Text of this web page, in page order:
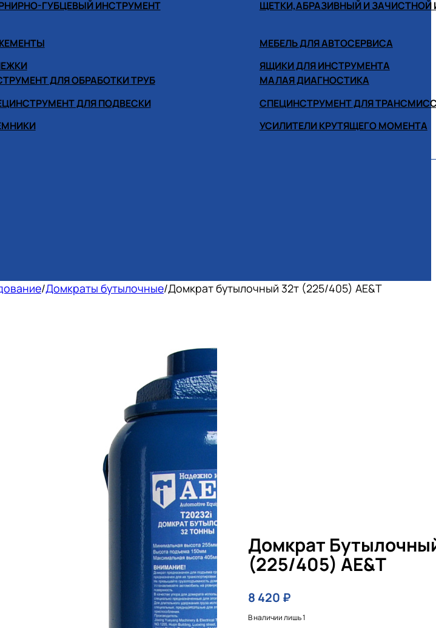
ГУБЦЕВЫЙ ИНСТРУМЕНТ
ЩЕТКИ,АБРАЗИВНЫЙ И ЗАЧИСТНОЙ
МЕБЕЛЬ ДЛЯ АВТОСЕРВИСА
ЯЩИКИ ДЛЯ ИНСТРУМЕНТА
ДЛЯ ОБРАБОТКИ ТРУБ
МАЛАЯ ДИАГНОСТИКА
ДЛЯ ПОДВЕСКИ
СПЕЦИНСТРУМЕНТ ДЛЯ
УСИЛИТЕЛИ КРУТЯЩЕГО МОМЕНТА
/Домкраты бутылочные/Домкрат бутылочный 32т (225/405) AE&T
Домкрат
(225/405) AE&T
8 420 ₽
В наличии лишь 1